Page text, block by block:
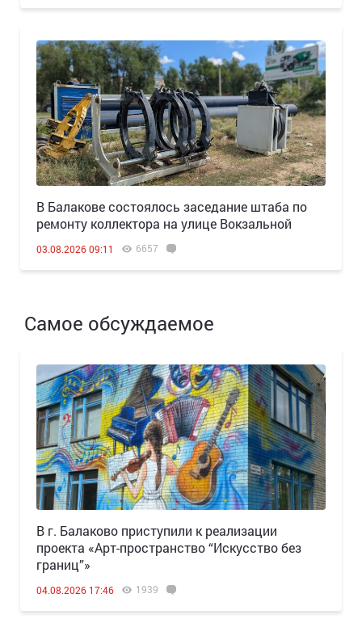
В Балакове состоялось заседание штаба по
ремонту коллектора на улице Вокзальной
03.08.2026 09:11 6657
Самое обсуждаемое
В г. Балаково приступили к реализации
проекта «Арт-пространство “Искусство без
границ”»
04.08.2026 17:46 1939